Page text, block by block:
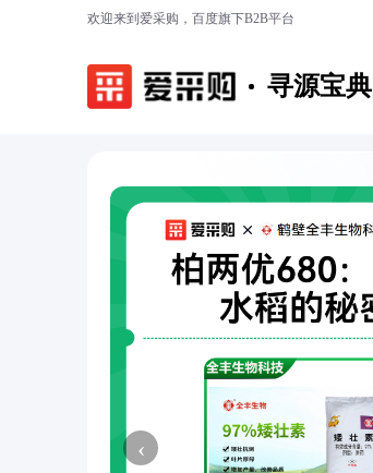
欢迎来到爱采购，百度旗下B2B平台
寻源宝典
‹